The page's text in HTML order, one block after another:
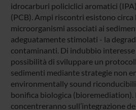
idrocarburi policiclici aromatici
(PCB). Ampi riscontri esistono circa
microorganismi associati ai
adeguatamente stimolati - la
contaminanti. Di indubbio interesse
possibilità di sviluppare un
sedimenti mediante strategie non
environmentally sound
bonifica biologica (bioremediation).
concentreranno sull’integrazione